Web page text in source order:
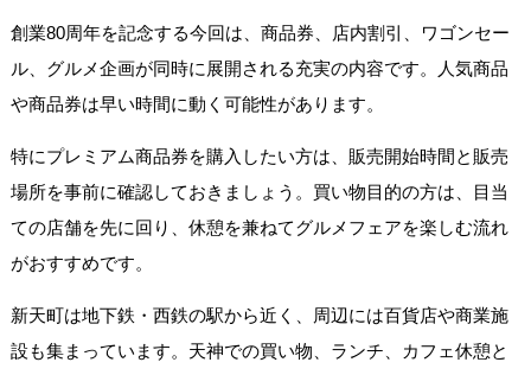
創業80周年を記念する今回は、商品券、店内割引、ワゴンセー
ル、グルメ企画が同時に展開される充実の内容です。人気商品
や商品券は早い時間に動く可能性があります。
特にプレミアム商品券を購入したい方は、販売開始時間と販売
場所を事前に確認しておきましょう。買い物目的の方は、目当
ての店舗を先に回り、休憩を兼ねてグルメフェアを楽しむ流れ
がおすすめです。
新天町は地下鉄・西鉄の駅から近く、周辺には百貨店や商業施
設も集まっています。天神での買い物、ランチ、カフェ休憩と